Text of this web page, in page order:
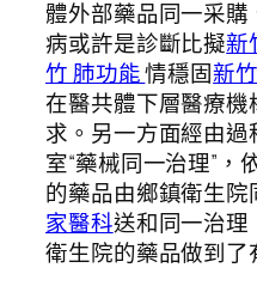
體外部藥品同一采
病或許是診斷比擬新
竹 肺功能情穩固新
在醫共體下層醫療機
求。另一方面經由
室“藥械同一治理”，
的藥品由鄉鎮衛生
家醫科送和同一治理
衛生院的藥品做到了